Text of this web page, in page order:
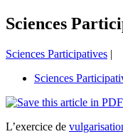
Sciences
Sciences Participatives |
Sciences
L’exercice de